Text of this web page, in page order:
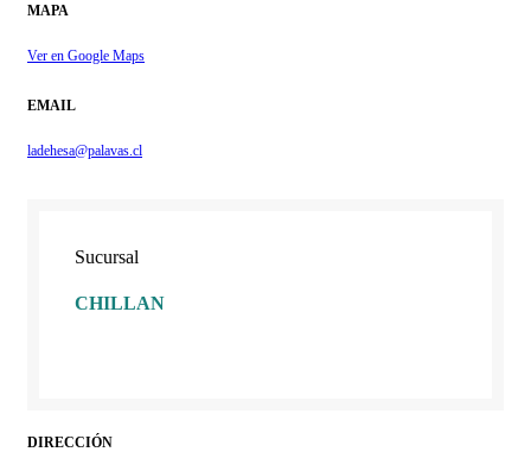
MAPA
Ver en Google Maps
EMAIL
ladehesa@palavas.cl
Sucursal
CHILLAN
DIRECCIÓN